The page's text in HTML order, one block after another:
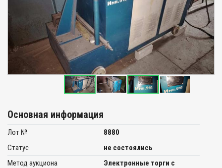
Основная информация
Лот №
8880
Статус
не состоялись
Метод аукциона
Электронные торги с